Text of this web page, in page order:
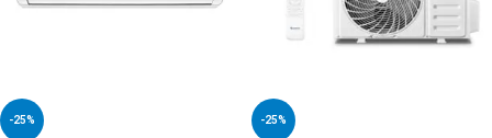
-25% -25%